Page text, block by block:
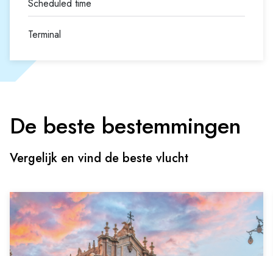
Terminal
De beste bestemmingen
Vergelijk en vind de beste vlucht